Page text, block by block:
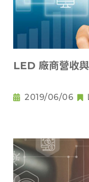
LED 廠商營收
2019/06/06